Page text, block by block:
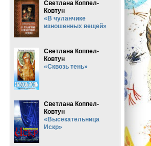
Светлана Коппел-
Ковтун
«В чуланчике
изношенных вещей»
Светлана Коппел-
Ковтун
«Сквозь тень»
Светлана Коппел-
Ковтун
«Высекательница
Искр»